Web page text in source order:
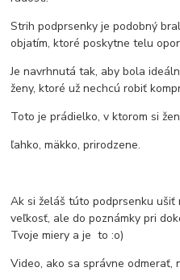
Strih podprsenky je podobný
objatím, ktoré poskytne telu
Je navrhnutá tak, aby bola
ženy, ktoré už nechcú robiť
Toto je prádielko, v ktorom si
ľahko, mäkko, prirodzene.
Ak si želáš túto podprsenku ušiť
veľkosť, ale do poznámky pri
Tvoje miery a je to :o)
Video, ako sa správne odmerať,